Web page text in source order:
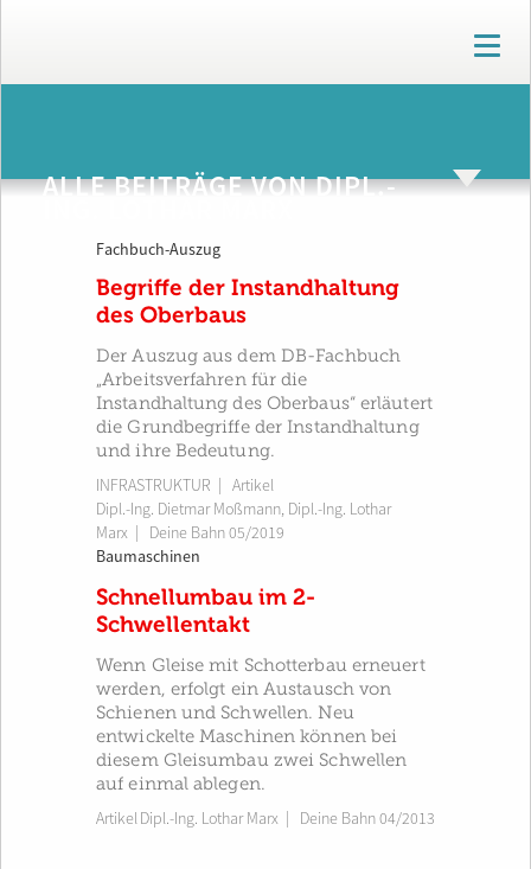
T
o
g
n
ALLE BEITRÄGE VON DIPL.-
Fachbuch-Auszug
Begriffe der Instandhaltung
des Oberbaus
Der Auszug aus dem DB-Fachbuch
„Arbeitsverfahren für die
Instandhaltung des Oberbaus“ erläutert
die Grundbegriffe der Instandhaltung
und ihre Bedeutung.
INFRASTRUKTUR | Artikel
Dipl.-Ing. Dietmar Moßmann, Dipl.-Ing. Lothar
Marx
Deine Bahn 05/2019
Baumaschinen
Schnellumbau im 2-
Schwellentakt
Wenn Gleise mit Schotterbau erneuert
werden, erfolgt ein Austausch von
Schienen und Schwellen. Neu
entwickelte Maschinen können bei
diesem Gleisumbau zwei Schwellen
auf einmal ablegen.
ArtikelDipl.-Ing. Lothar Marx Deine Bahn 04/2013